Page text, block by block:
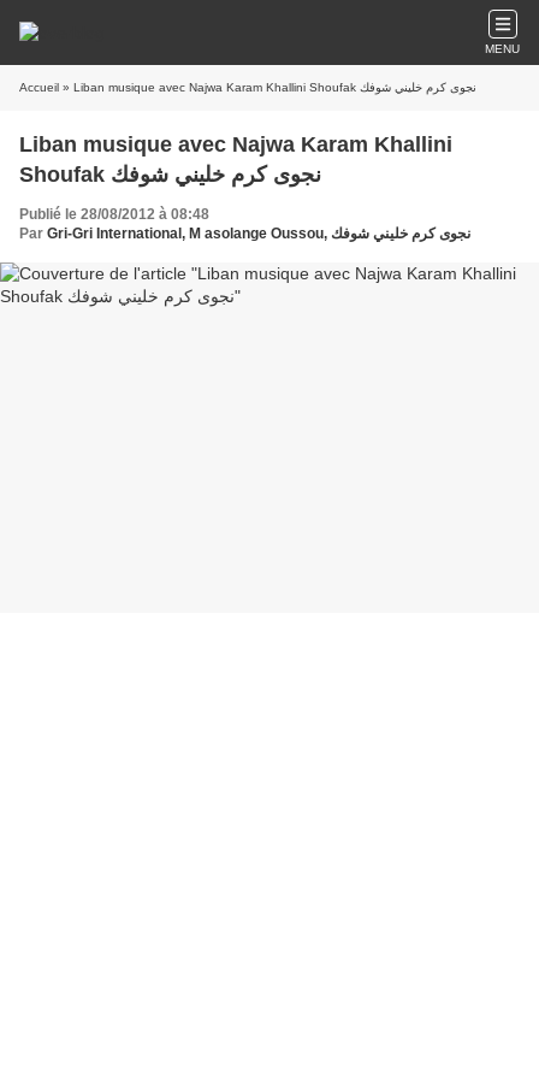
MENU
Accueil » Liban musique avec Najwa Karam Khallini Shoufak نجوى كرم خليني شوفك
Liban musique avec Najwa Karam Khallini
Shoufak نجوى كرم خليني شوفك
Publié le 28/08/2012 à 08:48
Par
Gri-Gri International, M asolange Oussou, نجوى كرم خليني شوفك